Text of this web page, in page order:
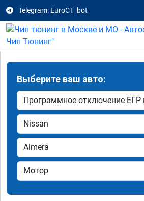
Telegram: EuroCT_bot
Выберите ваш авто: